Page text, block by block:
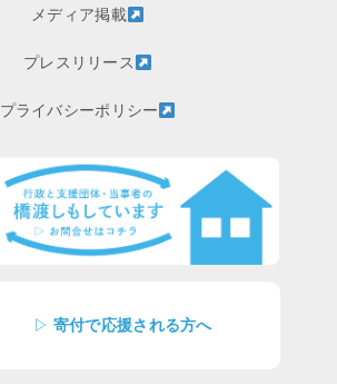
メディア掲載
プレスリリース
プライバシーポリシー
▷ 寄付で応援される方へ